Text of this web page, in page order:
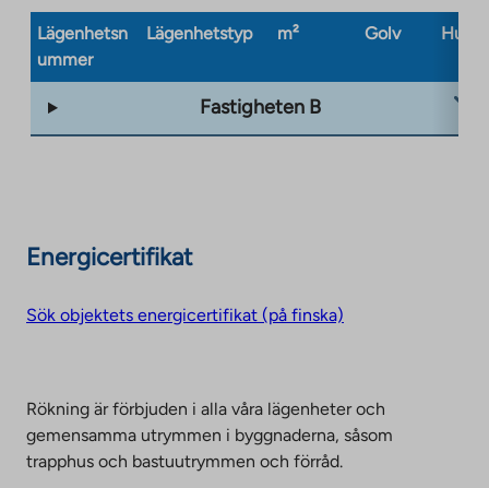
Lägenhetsn
ummer
Lägenhetstyp m² Golv
Fastigheten B
Energicertifikat
Sök objektets energicertifikat (på finska)
Rökning är förbjuden i alla våra lägenheter och
gemensamma utrymmen i byggnaderna, såsom
trapphus och bastuutrymmen och förråd.